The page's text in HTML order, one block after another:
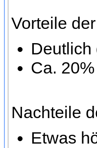
Vorteile
Deutlich
Ca.
Nachteile
Etwas